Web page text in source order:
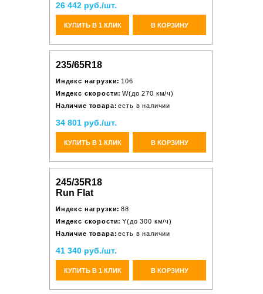
26 442 руб./шт.
КУПИТЬ В 1 КЛИК В КОРЗИНУ
235/65R18
Индекс нагрузки: 106
Индекс скорости: W(до 270 км/ч)
Наличие товара: есть в наличии
34 801 руб./шт.
КУПИТЬ В 1 КЛИК В КОРЗИНУ
245/35R18
Run Flat
Индекс нагрузки: 88
Индекс скорости: Y(до 300 км/ч)
Наличие товара: есть в наличии
41 340 руб./шт.
КУПИТЬ В 1 КЛИК В КОРЗИНУ